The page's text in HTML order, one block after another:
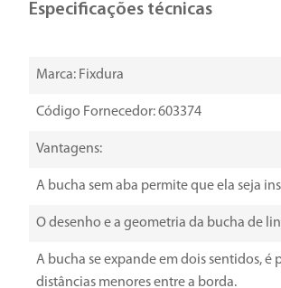
Especificações técnicas
Marca: Fixdura
Código Fornecedor: 603374
Vantagens:
A bucha sem aba permite que ela seja
O desenho e a geometria da bucha de
A bucha se expande em dois sentidos,
distâncias menores entre a borda.